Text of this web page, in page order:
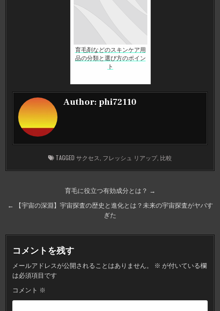
育毛剤などのスキンケア用
品の分類と選び方のポイン
ト
Author: phi72110
TAGGED サクセス フレッシュ リアップ, 比較
稿
ビ
ゲ
ー
シ
ョ
ン
育毛に役立つ有効成分とは？ →
← 【宇宙の深淵】宇宙探査の歴史と進化とは？未来の宇宙探査がヤバす
ぎた
コメントを残す
メールアドレスが公開されることはありません。 ※ が付いている欄
は必須項目です
コメント ※